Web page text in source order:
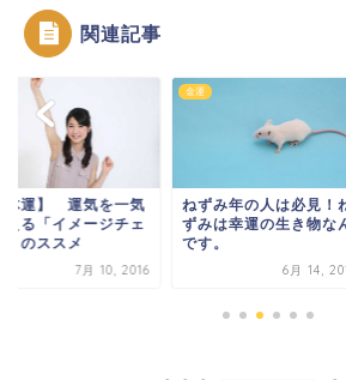
関連記事
体運】 運気を一気
える「イメージチェ
」のススメ
7月 10, 2016
金運
ねずみ年の人は必見！
ずみは幸運の生き物な
です。
6月 14,